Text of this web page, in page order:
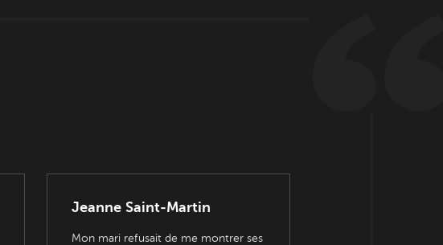
Jeanne Saint-Martin
Mon mari refusait de me montrer ses